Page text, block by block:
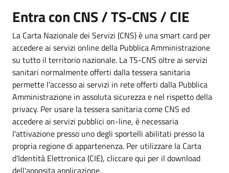
Entra con CNS / TS-CNS / CIE
La Carta Nazionale dei Servizi (CNS) è una smart card per
accedere ai servizi online della Pubblica Amministrazione
su tutto il territorio nazionale. La TS-CNS oltre ai servizi
sanitari normalmente offerti dalla tessera sanitaria
permette l'accesso ai servizi in rete offerti dalla Pubblica
Amministrazione in assoluta sicurezza e nel rispetto della
privacy. Per usare la tessera sanitaria come CNS ed
accedere ai servizi pubblici on-line, è necessaria
l'attivazione presso uno degli sportelli abilitati presso la
propria regione di appartenenza. Per utilizzare la Carta
d'Identità Elettronica (CIE), cliccare qui per il download
dell'apposita applicazione.